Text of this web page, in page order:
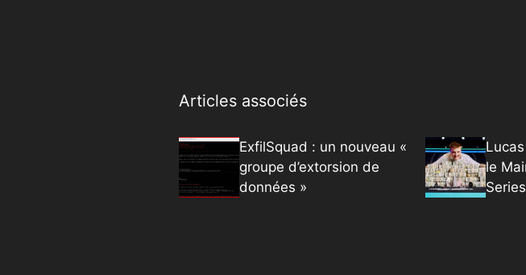
Articles associés
ExfilSquad : un nouveau «
groupe d’extorsion de
données »
le